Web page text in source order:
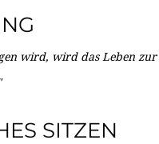
wird, wird das Leben zur
SITZEN